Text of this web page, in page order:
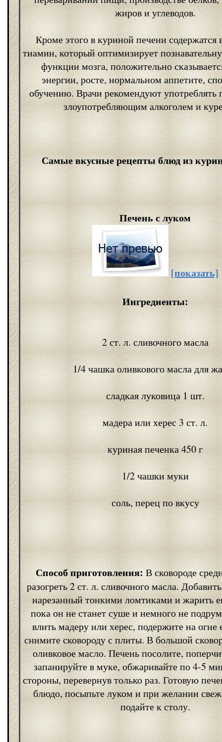
жиров и углеводов.
Кроме этого в куриной печени
тиамин, который оптимизирует
функции мозга, положительно
энергии, росте, нормальном аппетите,
обучению. Врачи рекомендуют употреблять
злоупотребляющим алкоголем и
Самые вкусные рецепты блюд из
Печень с луком
[показать]
Ингредиенты:
2 ст. л. сливочного масла
1/4 чашка оливкового масла для
сладкая луковица 1 шт.
мадера или херес 3 ст. л.
куриная печенка 450 г
1/2 чашки муки
соль, перец по вкусу
Способ приготовления: В сковороде
разогреть 2 ст. л. сливочного масла.
нарезанный тонкими ломтиками и жарить
пока он не станет суше и немного не
влить мадеру или херес, подержите на
снимите сковороду с плиты. В большой
оливковое масло. Печень посолите,
запанируйте в муке, обжаривайте по 4-5
стороны, перевернув только раз. Готовую
блюдо, посыпьте луком и при желании
подайте к столу.